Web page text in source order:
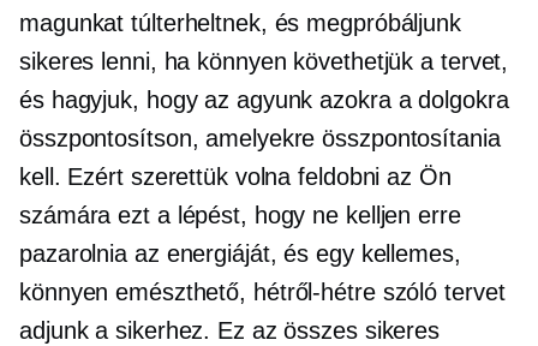
magunkat túlterheltnek, és megpróbáljunk
sikeres lenni, ha könnyen követhetjük a tervet,
és hagyjuk, hogy az agyunk azokra a dolgokra
összpontosítson, amelyekre összpontosítania
kell. Ezért szerettük volna feldobni az Ön
számára ezt a lépést, hogy ne kelljen erre
pazarolnia az energiáját, és egy kellemes,
könnyen emészthető, hétről-hétre szóló tervet
adjunk a sikerhez. Ez az összes sikeres